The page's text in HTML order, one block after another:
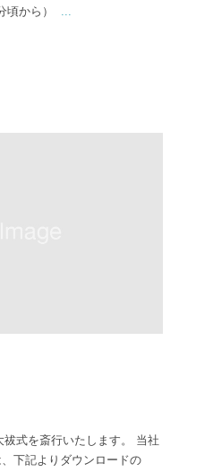
頃から） ...
式を斎行いたします。 当社
下記よりダウンロードの